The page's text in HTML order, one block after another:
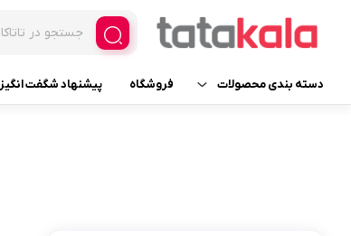
دسته بندی محصولات فروشگاه پیشنهاد شگفت انگیز